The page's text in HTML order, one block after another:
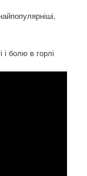
і болю в горлі